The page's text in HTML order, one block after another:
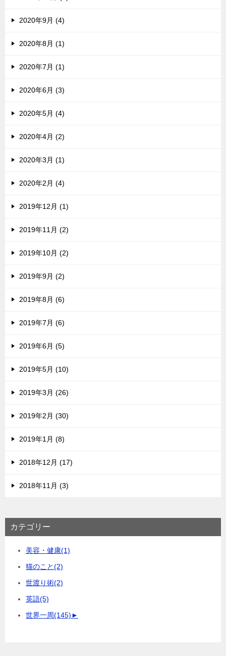
2020年9月 (4)
2020年8月 (1)
2020年7月 (1)
2020年6月 (3)
2020年5月 (4)
2020年4月 (2)
2020年3月 (1)
2020年2月 (4)
2019年12月 (1)
2019年11月 (2)
2019年10月 (2)
2019年9月 (2)
2019年8月 (6)
2019年7月 (6)
2019年6月 (5)
2019年5月 (10)
2019年3月 (26)
2019年2月 (30)
2019年1月 (8)
2018年12月 (17)
2018年11月 (3)
カテゴリー
美容・健康(1)
猫のこと(2)
世渡り術(2)
英語(5)
世界一周(145)►